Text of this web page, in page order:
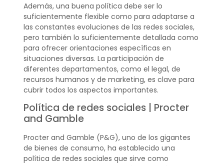
Además, una buena política debe ser lo
suficientemente flexible como para adaptarse a
las constantes evoluciones de las redes sociales,
pero también lo suficientemente detallada como
para ofrecer orientaciones específicas en
situaciones diversas. La participación de
diferentes departamentos, como el legal, de
recursos humanos y de marketing, es clave para
cubrir todos los aspectos importantes.
Política de redes sociales | Procter
and Gamble
Procter and Gamble (P&G), uno de los gigantes
de bienes de consumo, ha establecido una
política de redes sociales que sirve como